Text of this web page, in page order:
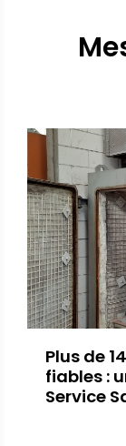
Plus de
fiables :
Service